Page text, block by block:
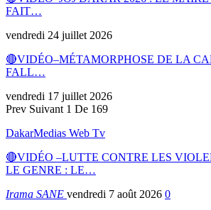
FAIT…
vendredi 24 juillet 2026
🔴VIDÉO–MÉTAMORPHOSE DE LA
FALL…
vendredi 17 juillet 2026
Prev Suivant 1 De 169
DakarMedias Web Tv
🔴VIDÉO –LUTTE CONTRE LES
LE GENRE : LE…
Irama SANE vendredi 7 août 2026 0